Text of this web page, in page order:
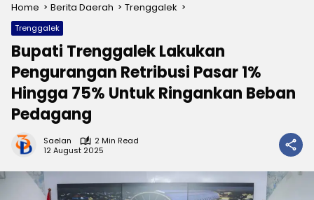
Home Berita Daerah Trenggalek
Trenggalek
Bupati Trenggalek Lakukan
Pengurangan Retribusi Pasar 1%
Hingga 75% Untuk Ringankan Beban
Pedagang
Saelan
2 Min Read
12 August 2025